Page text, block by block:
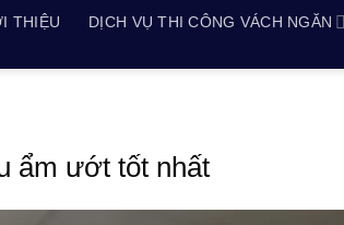
THIỆU DỊCH VỤ THI CÔNG VÁCH NGĂN
ẩm ướt tốt nhất